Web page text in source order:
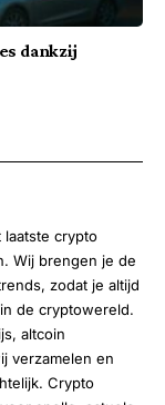
dankzij
laatste crypto
Wij brengen je de
zodat je altijd
de cryptowereld.
altcoin
verzamelen en
Crypto